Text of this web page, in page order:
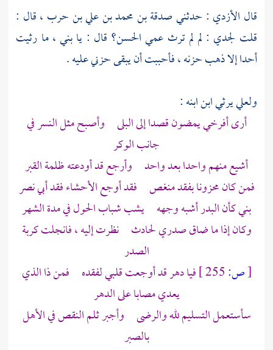
قال الأزدي : حدثنيصدقة بن محمد بن علي بن حرب ، قال :
قلت لجدي : لم لم ترث عميالحسن؟ قال : يا بني ، ما رثيت
أحدا إلا ذهب حزنه ، فأحببت أن يبقى حزني عليه .
ولعلييرثي ابن ابنه :
أرى أفرخي يمضون قصدا إلى البلى وأصبح مثل النسر في
جانب الوكر
أشيع منهم واحدا بعد واحد وأرجع قد أودعته ظلمة القبر
فمن كان محزونا بفقد منغص فقد أوجع الأحشاء فقد أبي نصر
بني كأن البدر أشبه وجهه يشب شباب الحول في مدة الشهر
وكان إذا ما ضاق صدري لحادث نظرت إليه ، فانجلت كربة
الصدر
[ص:
فيا دهر قد أوجعت قلبي لفقده فمن ذا الذي
يعدي مصابا على الدهر
سأستعمل التسليم لله والرضى وأجبر ثلم النقص في الأهل
بالصبر